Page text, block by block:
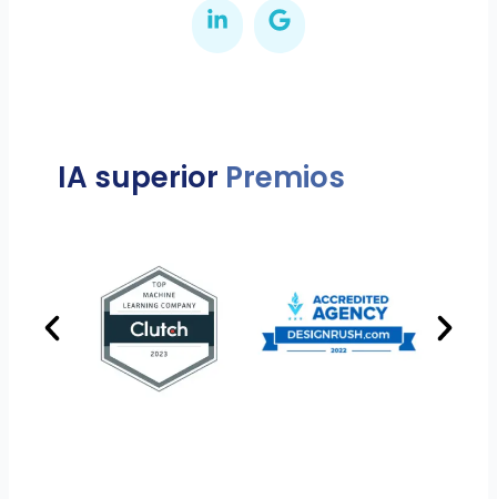
IA superior Premios